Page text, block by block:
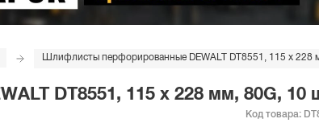
Шлифлисты перфорированные DEWALT DT8551, 115 x 228
DT8551, 115 x 228 мм, 80G, 10
Код товара: